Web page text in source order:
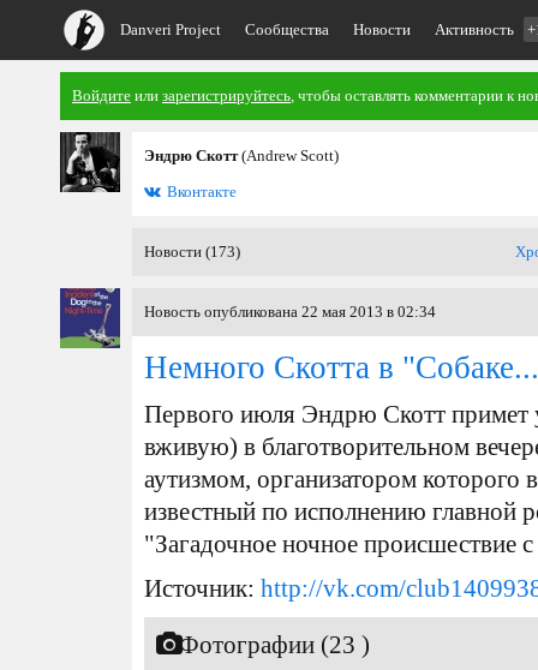
Danveri Project Сообщества Новости Активность
Войдите или зарегистрируйтесь, чтобы оставлять комментарии к
Эндрю Скотт(Andrew Scott)
Вконтакте
Новости (173)
Новость опубликована 22 мая 2013 в 02:34
Немного Скотта в
Первого июля Эндрю Скотт примет
вживую) в благотворительном
аутизмом, организатором которого
известный по исполнению главной
"Загадочное ночное происшествие
Источник: http://vk.com/
Фотографии (23 )